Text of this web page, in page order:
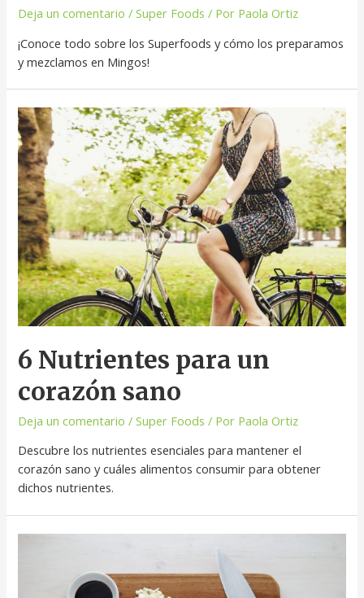
Deja un comentario /Super Foods / Por Paola Ortiz
¡Conoce todo sobre los Superfoods y cómo los preparamos
y mezclamos en Mingos!
6 Nutrientes para un
corazón sano
Deja un comentario /Super Foods / Por Paola Ortiz
Descubre los nutrientes esenciales para mantener el
corazón sano y cuáles alimentos consumir para obtener
dichos nutrientes.